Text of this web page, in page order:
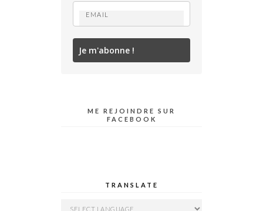
Je m'abonne !
ME REJOINDRE SUR
FACEBOOK
TRANSLATE